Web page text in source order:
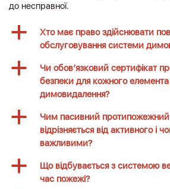
до несправної.
a
Хто має право здійснювати
обслуговування системи
a
Чи обов’язковий сертифікат
безпеки для кожного
димовидалення?
a
Чим пасивний протипожежний
відрізняється від активного і
важливими?
a
Що відбувається з системою
час пожежі?